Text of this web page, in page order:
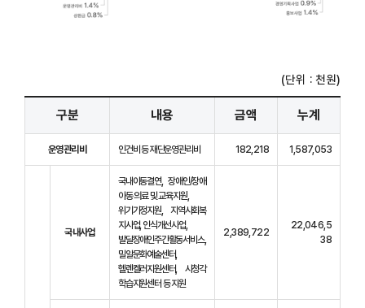
(단위 : 천원)
구분 내용 금액 누계
운영관리비 인건비 등 재단운영관리비 182,218 1,587,053
국내사업
국내아동결연, 장애인/장애
아동 의료 및 교육지원,
위기가정지원, 지역사회복
지사업, 인식개선사업,
발달장애인주간활동서비스,
밀알문화예술센터,
헬렌켈러지원센터, 시청각
학습지원센터 등 지원
2,389,722
22,046,5
38